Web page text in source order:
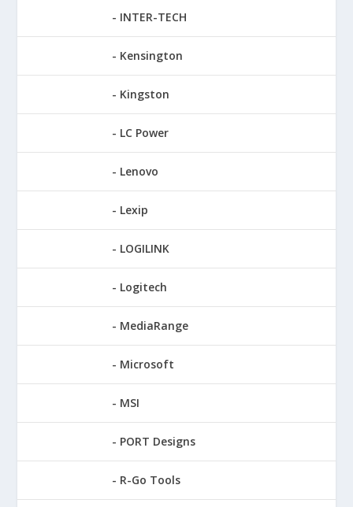
INTER-TECH
Kensington
Kingston
LC Power
Lenovo
Lexip
LOGILINK
Logitech
MediaRange
Microsoft
MSI
PORT Designs
R-Go Tools